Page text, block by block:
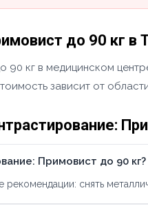
до 90 кг в
90 кг в медицинском
зависит от
Примовист до 90 кг?
снять